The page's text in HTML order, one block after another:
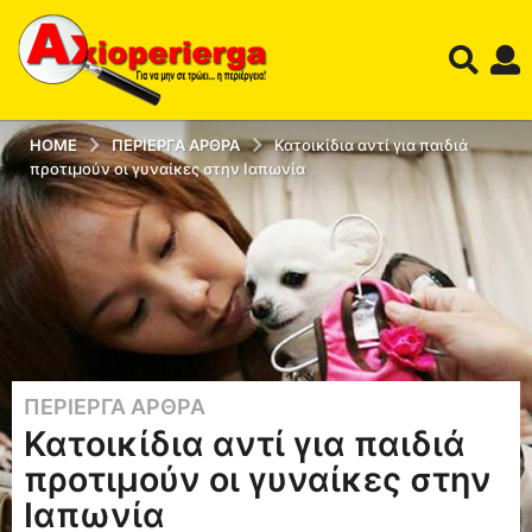
HOME ΠΕΡΊΕΡΓΑ ΆΡΘΡΑ
Κατοικίδια αντί για παιδιά
προτιμούν οι γυναίκες στην Ιαπωνία
1
2
τ
η
ΠΕΡΊΕΡΓΑ ΆΡΘΡΑ
Κατοικίδια αντί για παιδιά
προτιμούν οι γυναίκες στην
Ιαπωνία